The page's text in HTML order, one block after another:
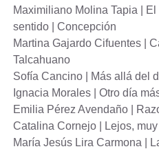
Maximiliano Molina Tapia |
sentido | Concepción
Martina Gajardo Cifuentes |
Talcahuano
Sofía Cancino | Más allá del
Ignacia Morales | Otro día
Emilia Pérez Avendaño |
Catalina Cornejo | Lejos,
María Jesús Lira Carmona |